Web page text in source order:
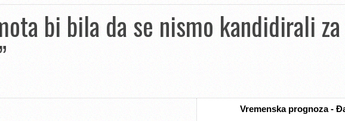
DOBRE VIBRACIJE
ĐAKOVO GRADE
WEB ANKETA
bi bila da se nismo kandidirali za
Vremenska prognoza -